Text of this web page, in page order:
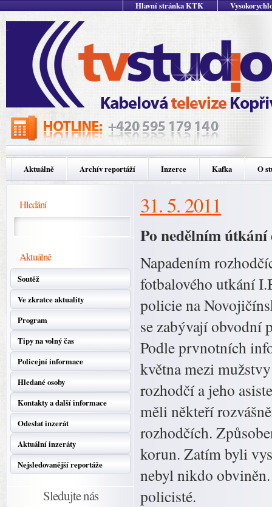
Hlavní stránka KTK
Aktuálně Archív reportáží Inzerce Kafka O
Hledání
Aktuálně
Soutěž
Ve zkratce aktuality
Program
Tipy na volný čas
Policejní informace
Hledané osoby
Kontakty a další informace
Odeslat inzerát
Aktuální inzeráty
Nejsledovanější reportáže
Sledujte nás
31. 5. 2011
Po nedělním
Napadením
fotbalového utkání
policie na
se zabývají obvodní
Podle prvnotních
května mezi
rozhodčí a jeho
měli někteří
rozhodčích.
korun. Zatím byli
nebyl nikdo
policisté.